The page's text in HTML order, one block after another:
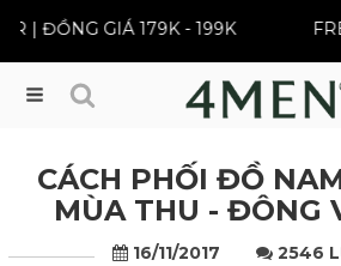
SELLER | ĐỒNG GIÁ 179K - 199K
Menu
CÁCH PHỐI ĐỒ
MÙA THU - ĐÔNG
16/11/2017 2546